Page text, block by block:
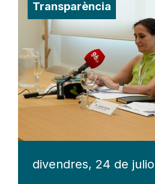
Transparència
divendres, 24 de